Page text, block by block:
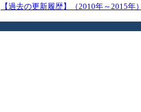
【過去の更新履歴】（2010年～2015年